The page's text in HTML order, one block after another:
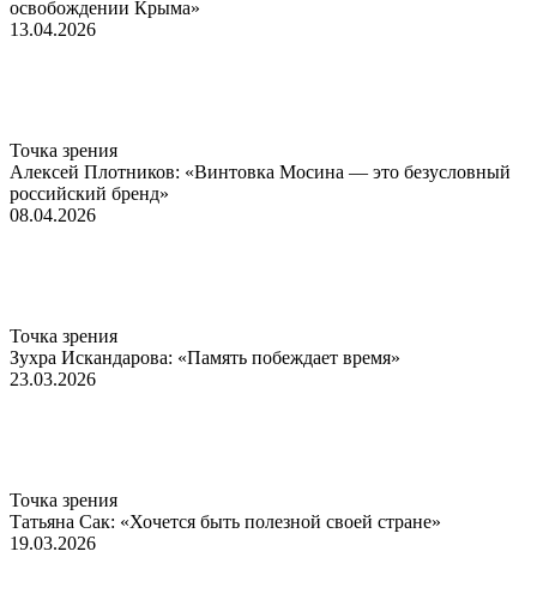
освобождении Крыма»
13.04.2026
Точка зрения
Алексей Плотников: «Винтовка Мосина — это безусловный
российский бренд»
08.04.2026
Точка зрения
Зухра Искандарова: «Память побеждает время»
23.03.2026
Точка зрения
Татьяна Сак: «Хочется быть полезной своей стране»
19.03.2026